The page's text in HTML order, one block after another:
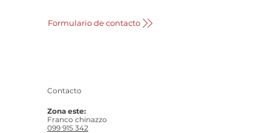
Formulario de contacto
Contacto
Zona este:
Franco chinazzo
099 915 342